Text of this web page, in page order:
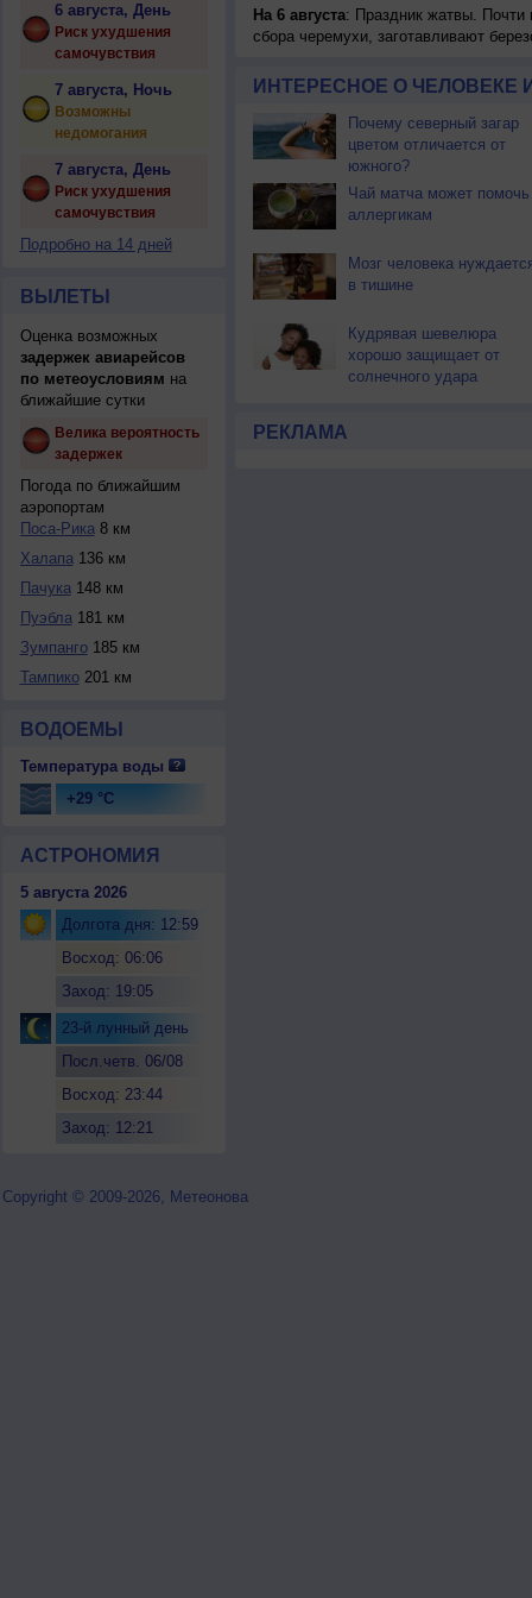
6 августа, День
Риск ухудшения
самочувствия
7 августа, Ночь
Возможны
недомогания
7 августа, День
Риск ухудшения
самочувствия
Подробно на 14 дней
ВЫЛЕТЫ
Оценка возможных
задержек авиарейсов
по метеоусловиям на
ближайшие сутки
Велика вероятность
задержек
Погода по ближайшим
аэропортам
Поса-Рика8 км
Халапа136 км
Пачука148 км
Пуэбла181 км
Зумпанго185 км
Тампико201 км
ВОДОЕМЫ
Температура воды
+29 °C
АСТРОНОМИЯ
5 августа 2026
Долгота дня: 12:59
Восход: 06:06
Заход: 19:05
23-й лунный день
Посл.четв. 06/08
Восход: 23:44
Заход: 12:21
На 6 августа: Праздник жатвы. Почти
сбора черемухи, заготавливают
ИНТЕРЕСНОЕ О ЧЕЛОВЕКЕ
Почему северный загар
цветом отличается от
южного?
Чай матча может помочь
аллергикам
Мозг человека
в тишине
Кудрявая шевелюра
хорошо защищает от
солнечного удара
РЕКЛАМА
Copyright © 2009-2026, Метеонова